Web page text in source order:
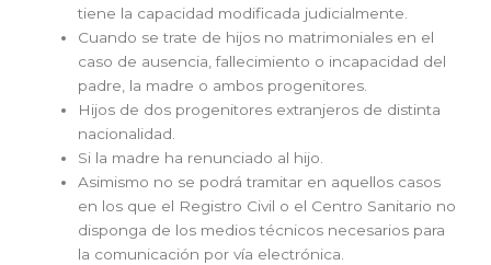
tiene la capacidad modificada judicialmente.
Cuando se trate de hijos no matrimoniales en el
caso de ausencia, fallecimiento o incapacidad del
padre, la madre o ambos progenitores.
Hijos de dos progenitores extranjeros de distinta
nacionalidad.
Si la madre ha renunciado al hijo.
Asimismo no se podrá tramitar en aquellos casos
en los que el Registro Civil o el Centro Sanitario no
disponga de los medios técnicos necesarios para
la comunicación por vía electrónica.